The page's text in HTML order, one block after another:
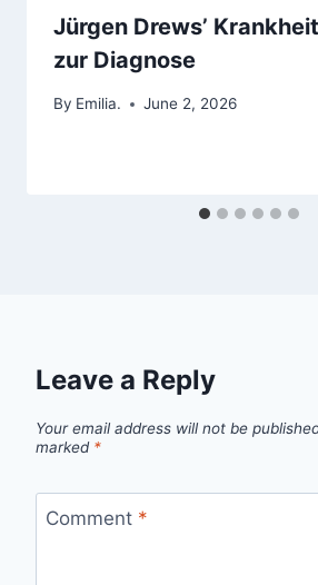
Jürgen Drews’
zur Diagnose
By Emilia. June 2, 2026
Leave a Reply
Your email address will not be
marked *
Comment *